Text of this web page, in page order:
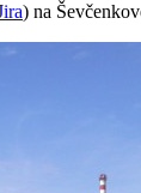
) na